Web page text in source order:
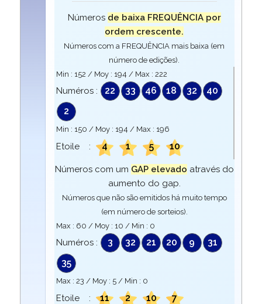
Números de baixa FREQUÊNCIA por
ordem crescente.
Números com a FREQUÊNCIA mais baixa (em
número de edições).
Min : 152 / Moy : 194 / Max : 222
Numéros : 22 33 46 18 32
40
2
Min : 150 / Moy : 194 / Max : 196
Etoile : 4 1 5 10
Números com um GAP elevado através do
aumento do gap.
Números que não são emitidos há muito tempo
(em número de sorteios).
Max : 60 / Moy : 10 / Min : 0
Numéros : 3 32 21 20 9
31
35
Max : 23 / Moy : 5/ Min : 0
Etoile : 11 2 10 7